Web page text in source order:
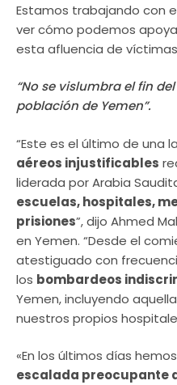
Estamos trabajando con
ver cómo podemos
esta afluencia de
“No se vislumbra el fin
población de Yemen”.
“Este es el último de una
aéreos injustificables
liderada por Arabia
escuelas, hospitales,
prisiones”, dijo Ahmed
en Yemen. “Desde el
atestiguado con
los bombardeos
Yemen, incluyendo
nuestros propios
«En los últimos días
escalada preocupante